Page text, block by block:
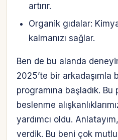
artırır.
Organik gıdalar:
kalmanızı sağlar.
Ben de bu alanda
2025’te bir arkadaşımla
programına başladık.
beslenme
yardımcı oldu.
verdik. Bu beni çok